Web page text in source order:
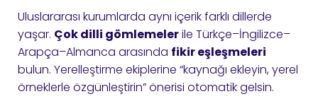
Uluslararası kurumlarda aynı içerik farklı dillerde
yaşar. Çok dilli gömlemelerile Türkçe–İngilizce–
Arapça–Almanca arasında fikir eşleşmeleri
bulun. Yerelleştirme ekiplerine “kaynağı ekleyin, yerel
örneklerle özgünleştirin” önerisi otomatik gelsin.